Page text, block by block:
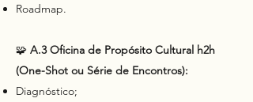
Roadmap.
🧩 A.3 Oficina de Propósito Cultural h2h
(One-Shot ou Série de Encontros):
Diagnóstico;